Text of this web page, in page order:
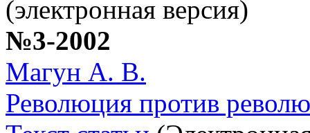
(электронная версия)
№3-2002
Магун А. В.
Революция против